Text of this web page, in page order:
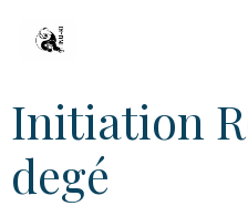
Initiation
degé